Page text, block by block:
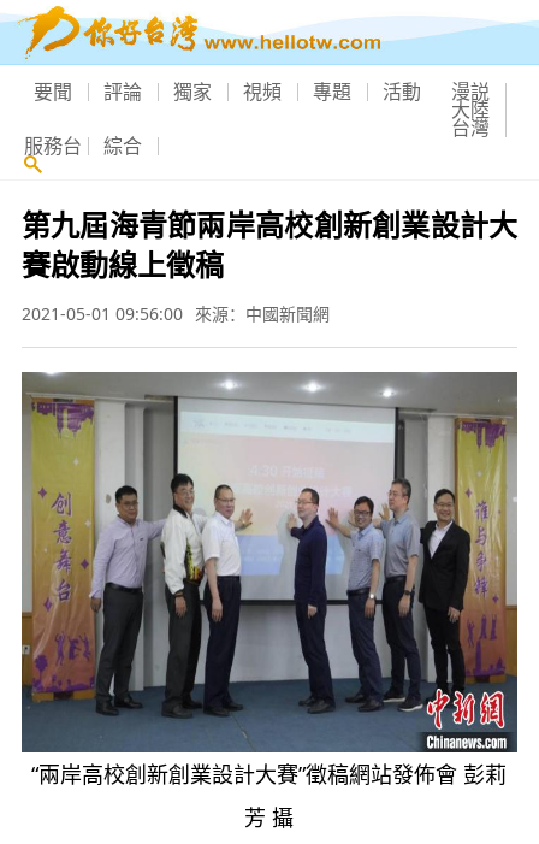
要聞 評論 獨家 視頻 專題 活動 漫説
大陸
台灣
服務台 綜合
第九屆海青節兩岸高校創新創業設計大
賽啟動線上徵稿
2021-05-01 09:56:00 來源：中國新聞網
“兩岸高校創新創業設計大賽”徵稿網站發佈會 彭莉
芳 攝